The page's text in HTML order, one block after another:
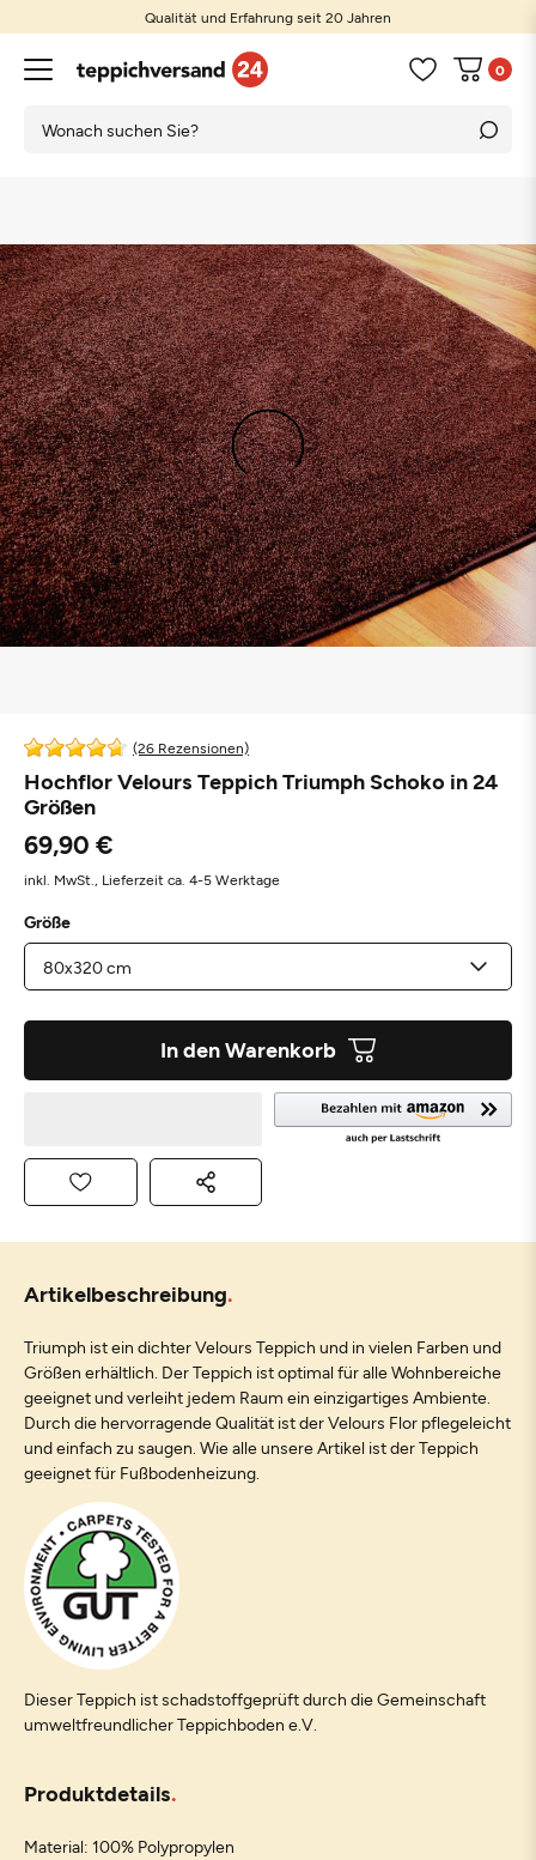
Qualität und Erfahrung seit 20 Jahren
0
(26 Rezensionen)
Hochflor Velours Teppich Triumph Schoko in 24
Größen
69,90 €
inkl. MwSt., Lieferzeit ca. 4-5 Werktage
Größe
In den Warenkorb
Artikelbeschreibung
Triumph ist ein dichter Velours Teppich und in vielen Farben und
Größen erhältlich. Der Teppich ist optimal für alle Wohnbereiche
geeignet und verleiht jedem Raum ein einzigartiges Ambiente.
Durch die hervorragende Qualität ist der Velours Flor pflegeleicht
und einfach zu saugen. Wie alle unsere Artikel ist der Teppich
geeignet für Fußbodenheizung.
Dieser Teppich ist schadstoffgeprüft durch die Gemeinschaft
umweltfreundlicher Teppichboden e.V.
Produktdetails
Material: 100% Polypropylen